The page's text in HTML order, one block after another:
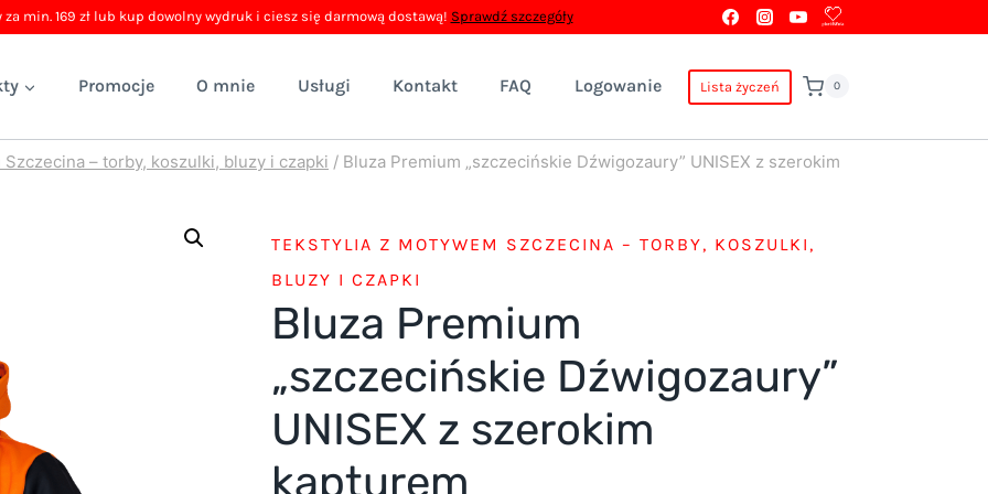
za min. 169 zł lub kup dowolny wydruk i ciesz się darmową dostawą! Sprawdź szczegóły
Promocje O mnie Usługi Kontakt FAQ Logowanie Lista życzeń 0
– torby, koszulki, bluzy i czapki / Bluza Premium „szczecińskie Dźwigozaury” UNISEX z szerokim
TEKSTYLIA Z MOTYWEM SZCZECINA – TORBY, KOSZULKI,
BLUZY I CZAPKI
Bluza Premium
„szczecińskie Dźwigozaury”
UNISEX z szerokim
kapturem